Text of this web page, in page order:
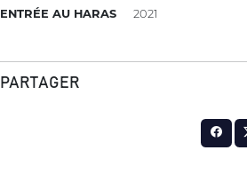
ENTRÉE AU HARAS
2021
PARTAGER